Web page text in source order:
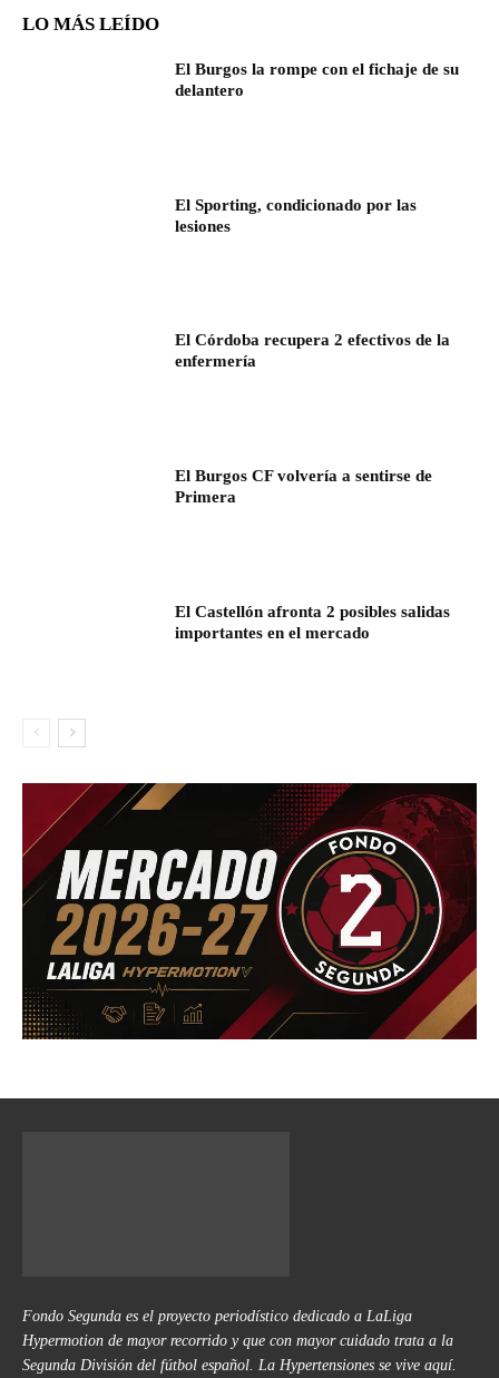
LO MÁS LEÍDO
El Burgos la rompe con el fichaje de su
delantero
El Sporting, condicionado por las
lesiones
El Córdoba recupera 2 efectivos de la
enfermería
El Burgos CF volvería a sentirse de
Primera
El Castellón afronta 2 posibles salidas
importantes en el mercado
Fondo Segunda es el proyecto periodístico dedicado a LaLiga
Hypermotion de mayor recorrido y que con mayor cuidado trata a la
Segunda División del fútbol español. La Hypertensiones se vive aquí.